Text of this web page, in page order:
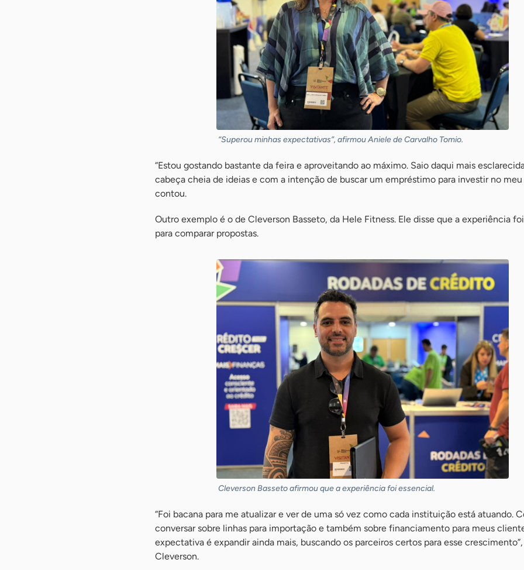
“Superou minhas expectativas”, afirmou Aniele de Carvalho Tomio.
“Estou gostando bastante da feira e aproveitando ao máximo. Saio daqui mais
cabeça cheia de ideias e com a intenção de buscar um empréstimo para investir no meu
contou.
Outro exemplo é o de Cleverson Basseto, da Hele Fitness. Ele disse que a experiência
para comparar propostas.
Cleverson Basseto afirmou que a experiência foi essencial.
“Foi bacana para me atualizar e ver de uma só vez como cada instituição está atuando.
conversar sobre linhas para importação e também sobre financiamento para meus
expectativa é expandir ainda mais, buscando os parceiros certos para esse
Cleverson.